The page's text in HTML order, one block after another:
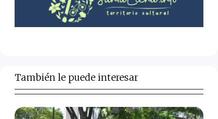
También le puede interesar